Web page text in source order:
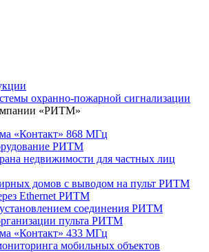
охранно-пожарной сигнализации
«РИТМ»
«Контакт» 868 МГц
РИТМ
недвижимости для частных лиц
домов с выводом на пульт РИТМ
Ethernet РИТМ
установлением соединения РИТМ
пульта РИТМ
«Контакт» 433 МГц
мобильных объектов